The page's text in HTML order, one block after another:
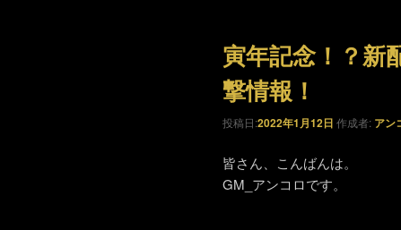
寅年記念！？新
撃情報！
投稿日:2022年1月12日 作成者: アン
皆さん、こんばんは。
GM_アンコロです。